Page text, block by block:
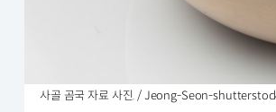
사골 곰국 자료 사진. / Jeong-Seon-